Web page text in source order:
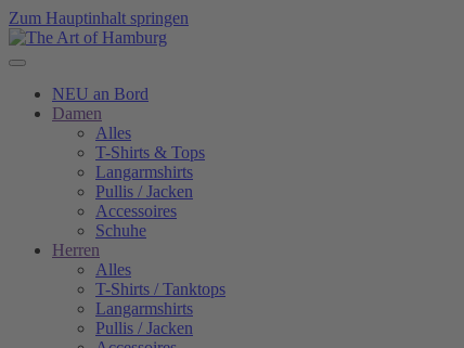
Zum Hauptinhalt springen
NEU an Bord
Damen
Alles
T-Shirts & Tops
Langarmshirts
Pullis / Jacken
Accessoires
Schuhe
Herren
Alles
T-Shirts / Tanktops
Langarmshirts
Pullis / Jacken